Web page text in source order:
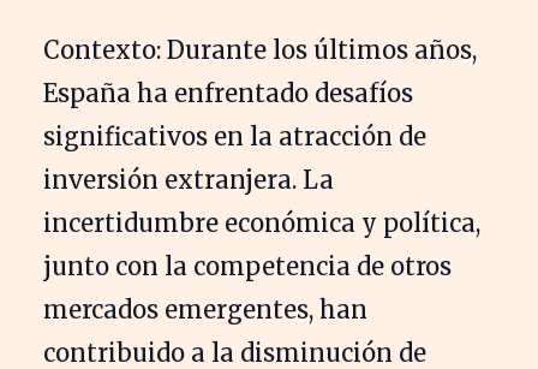
Contexto: Durante los últimos años,
España ha enfrentado desafíos
significativos en la atracción de
inversión extranjera. La
incertidumbre económica y política,
junto con la competencia de otros
mercados emergentes, han
contribuido a la disminución de